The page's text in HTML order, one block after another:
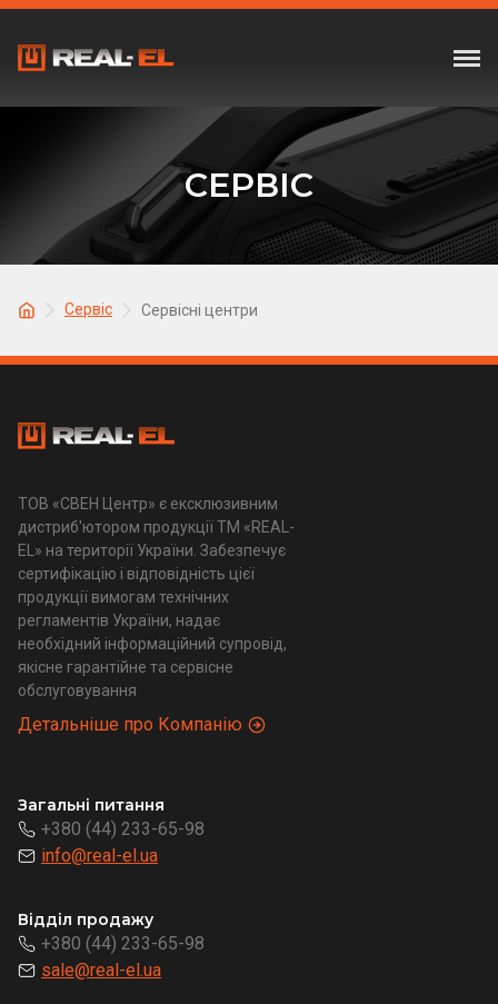
СЕРВІС
Сервіс Сервісні центри
ТОВ «СВЕН Центр» є ексклюзивним
дистриб'ютором продукції ТМ «REAL-
EL» на території України. Забезпечує
сертифікацію і відповідність цієї
продукції вимогам технічних
регламентів України, надає
необхідний інформаційний супровід,
якісне гарантійне та сервісне
обслуговування
Детальніше про Компанію
Загальні питання
+380 (44) 233-65-98
info@real-el.ua
Відділ продажу
+380 (44) 233-65-98
sale@real-el.ua